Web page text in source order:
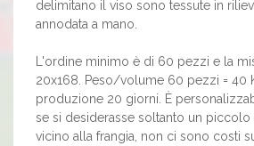
delimitano il viso sono tessute in
annodata a mano.
L'ordine minimo è di 60 pezzi e la
20x168. Peso/volume 60 pezzi = 40
produzione 20 giorni. È
se si desiderasse soltanto un
vicino alla frangia, non ci sono costi